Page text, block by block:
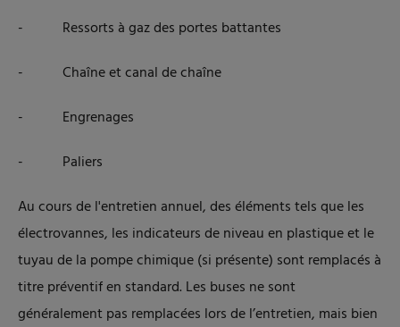
- Ressorts à gaz des portes battantes
- Chaîne et canal de chaîne
- Engrenages
- Paliers
Au cours de l'entretien annuel, des éléments tels que les
électrovannes, les indicateurs de niveau en plastique et le
tuyau de la pompe chimique (si présente) sont remplacés à
titre préventif en standard. Les buses ne sont
généralement pas remplacées lors de l’entretien, mais bien